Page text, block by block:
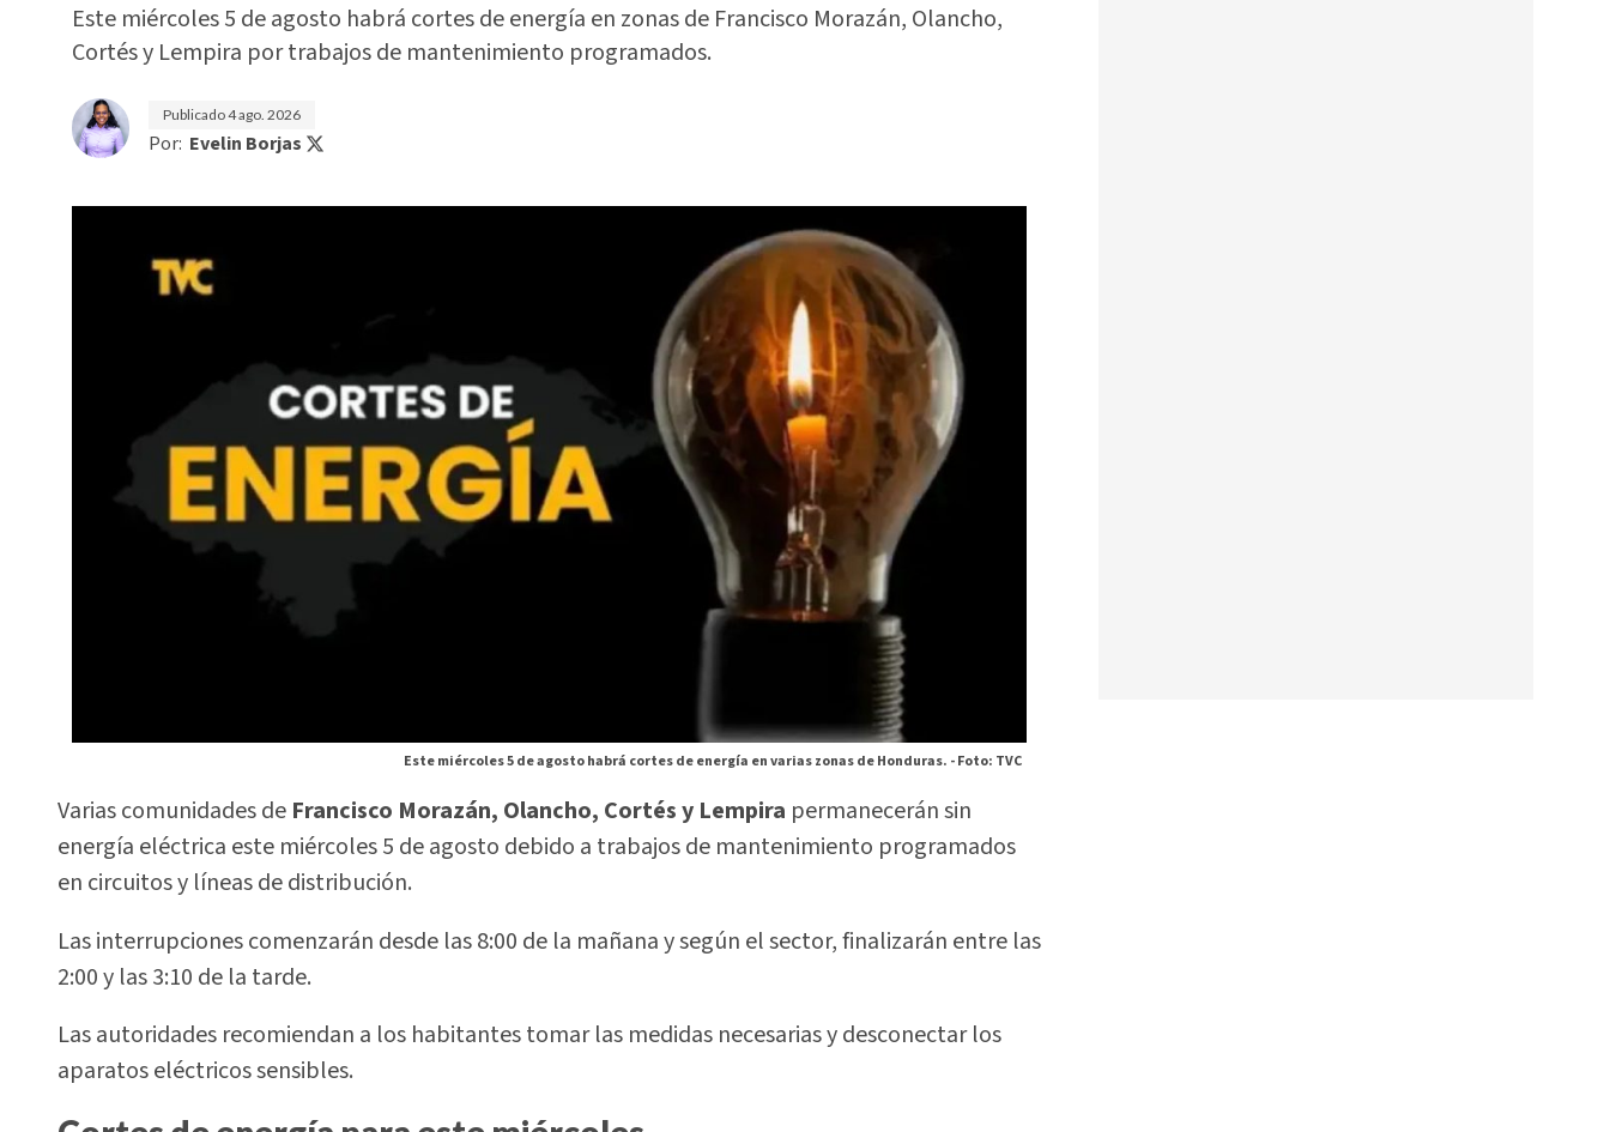
Este miércoles 5 de agosto habrá cortes de energía en zonas de Francisco Morazán, Olancho,
Cortés y Lempira por trabajos de mantenimiento programados.
Publicado4 ago. 2026
Por: Evelin Borjas
Este miércoles 5 de agosto habrá cortes de energía en varias zonas de Honduras. -Foto: TVC
Varias comunidades de Francisco Morazán, Olancho, Cortés y Lempira permanecerán sin
energía eléctrica este miércoles 5 de agosto debido a trabajos de mantenimiento programados
en circuitos y líneas de distribución.
Las interrupciones comenzarán desde las 8:00 de la mañana y según el sector, finalizarán entre las
2:00 y las 3:10 de la tarde.
Las autoridades recomiendan a los habitantes tomar las medidas necesarias y desconectar los
aparatos eléctricos sensibles.